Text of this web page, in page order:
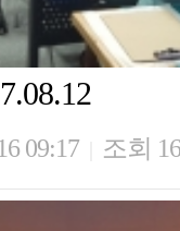
09:17 조회